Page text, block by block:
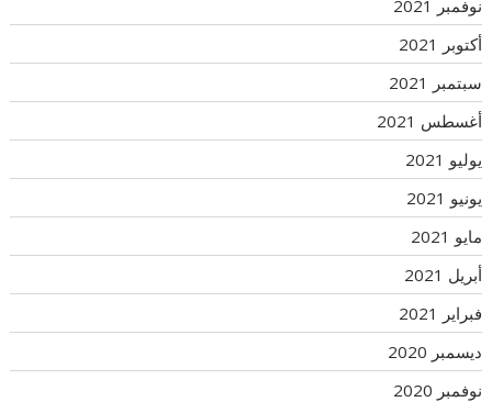
نوفمبر 2021
أكتوبر 2021
سبتمبر 2021
أغسطس 2021
يوليو 2021
يونيو 2021
مايو 2021
أبريل 2021
فبراير 2021
ديسمبر 2020
نوفمبر 2020